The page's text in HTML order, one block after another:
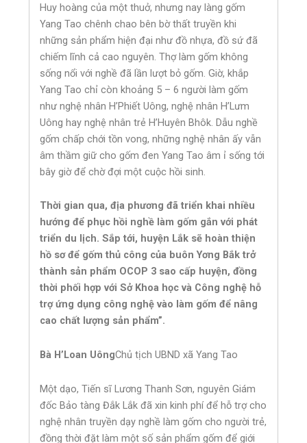
Huy hoàng của một thuở, nhưng nay làng gốm
Yang Tao chênh chao bên bờ thất truyền khi
những sản phẩm hiện đại như đồ nhựa, đồ sứ đã
chiếm lĩnh cả cao nguyên. Thợ làm gốm không
sống nổi với nghề đã lần lượt bỏ gốm. Giờ, khắp
Yang Tao chỉ còn khoảng 5 – 6 người làm gốm
như nghệ nhân H’Phiết Uông, nghệ nhân H’Lưm
Uông hay nghệ nhân trẻ H’Huyên Bhôk. Dẫu nghề
gốm chấp chới tồn vong, những nghệ nhân ấy vẫn
âm thầm giữ cho gốm đen Yang Tao âm ỉ sống tới
bây giờ để chờ đợi một cuộc hồi sinh.
Thời gian qua, địa phương đã triển khai nhiều
hướng để phục hồi nghề làm gốm gắn với phát
triển du lịch. Sắp tới, huyện Lắk sẽ hoàn thiện
hồ sơ để gốm thủ công của buôn Yơng Bắk trở
thành sản phẩm OCOP 3 sao cấp huyện, đồng
thời phối hợp với Sở Khoa học và Công nghệ hỗ
trợ ứng dụng công nghệ vào làm gốm để nâng
cao chất lượng sản phẩm”.
Bà H’Loan UôngChủ tịch UBND xã Yang Tao
Một dạo, Tiến sĩ Lương Thanh Sơn, nguyên Giám
đốc Bảo tàng Đắk Lắk đã xin kinh phí để hỗ trợ cho
nghệ nhân truyền dạy nghề làm gốm cho người trẻ,
đồng thời đặt làm một số sản phẩm gốm để giới